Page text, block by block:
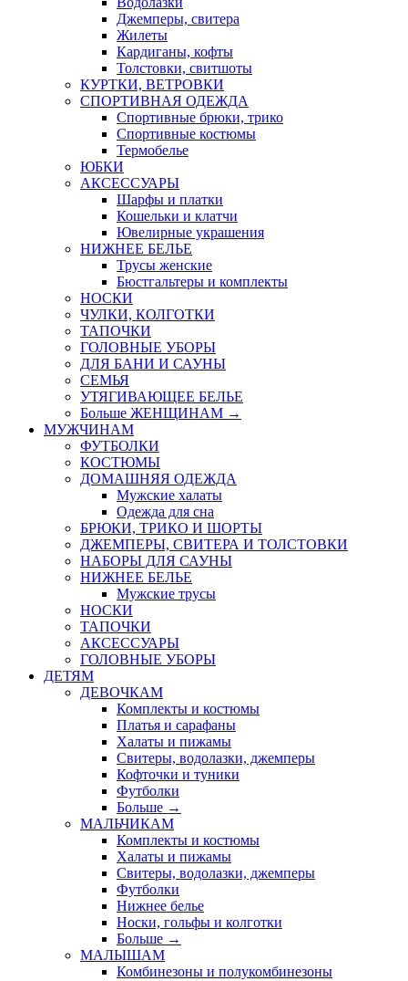
Джемперы, свитера
Жилеты
Кардиганы, кофты
Толстовки, свитшоты
КУРТКИ, ВЕТРОВКИ
СПОРТИВНАЯ ОДЕЖДА
Спортивные брюки, трико
Спортивные костюмы
Термобелье
ЮБКИ
AКСЕССУАРЫ
Шарфы и платки
Кошельки и клатчи
Ювелирные украшения
НИЖНЕЕ БЕЛЬЕ
Трусы женские
Бюстгальтеры и комплекты
НОСКИ
ЧУЛКИ, КОЛГОТКИ
ТАПОЧКИ
ГОЛОВНЫЕ УБОРЫ
ДЛЯ БАНИ И САУНЫ
СЕМЬЯ
УТЯГИВАЮЩЕЕ БЕЛЬЕ
Больше ЖЕНЩИНАМ →
МУЖЧИНАМ
ФУТБОЛКИ
КОСТЮМЫ
ДОМАШНЯЯ ОДЕЖДА
Мужские халаты
Одежда для сна
БРЮКИ, ТРИКО И ШОРТЫ
ДЖЕМПЕРЫ, СВИТЕРА И ТОЛСТОВКИ
НАБОРЫ ДЛЯ САУНЫ
НИЖНЕЕ БЕЛЬЕ
Мужские трусы
НОСКИ
ТАПОЧКИ
АКСЕССУАРЫ
ГОЛОВНЫЕ УБОРЫ
ДЕТЯМ
ДЕВОЧКАМ
Комплекты и костюмы
Платья и сарафаны
Халаты и пижамы
Свитеры, водолазки, джемперы
Кофточки и туники
Футболки
Больше →
МАЛЬЧИКАМ
Комплекты и костюмы
Халаты и пижамы
Свитеры, водолазки, джемперы
Футболки
Нижнее белье
Носки, гольфы и колготки
Больше →
МАЛЫШАМ
Комбинезоны и полукомбинезоны